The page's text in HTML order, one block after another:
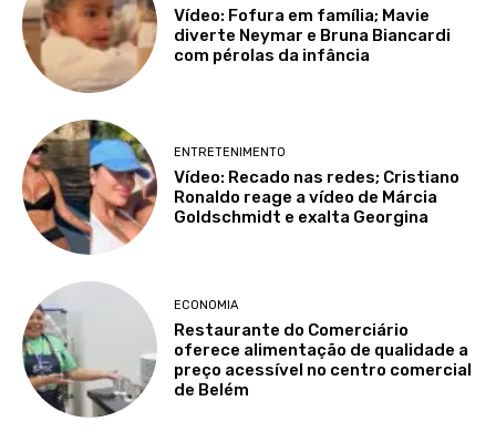
Vídeo: Fofura em família; Mavie
diverte Neymar e Bruna Biancardi
com pérolas da infância
ENTRETENIMENTO
Vídeo: Recado nas redes; Cristiano
Ronaldo reage a vídeo de Márcia
Goldschmidt e exalta Georgina
ECONOMIA
Restaurante do Comerciário
oferece alimentação de qualidade a
preço acessível no centro comercial
de Belém